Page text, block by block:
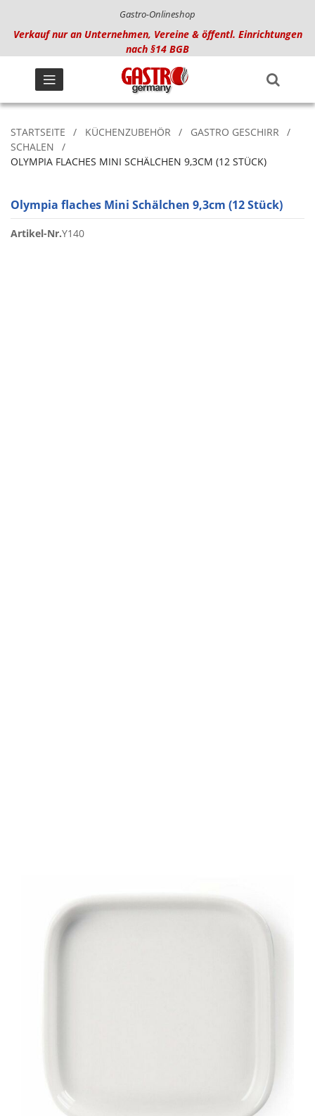
Gastro-Onlineshop
Verkauf nur an Unternehmen, Vereine & öffentl. Einrichtungen
nach §14 BGB
STARTSEITE KÜCHENZUBEHÖR
GASTRO GESCHIRR
SCHALEN
OLYMPIA FLACHES MINI SCHÄLCHEN 9,3CM (12 STÜCK)
Olympia flaches Mini Schälchen 9,3cm (12 Stück)
Artikel-Nr.Y140